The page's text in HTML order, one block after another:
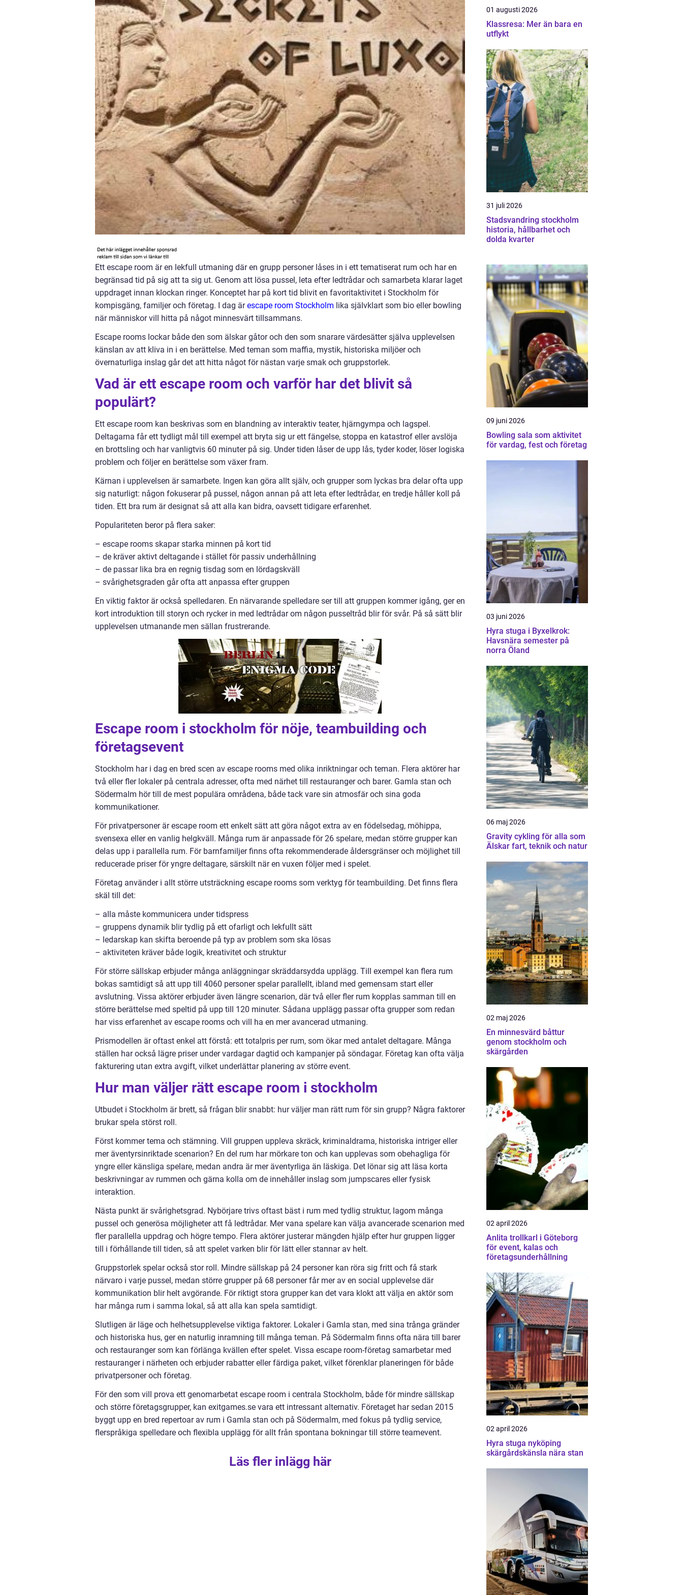
Ett escape room är en lekfull utmaning där en grupp personer låses in i ett tematiserat rum och har en
begränsad tid på sig att ta sig ut. Genom att lösa pussel, leta efter ledtrådar och samarbeta klarar laget
uppdraget innan klockan ringer. Konceptet har på kort tid blivit en favoritaktivitet i Stockholm för
kompisgäng, familjer och företag. I dag ärescape room Stockholm lika självklart som bio eller bowling
när människor vill hitta på något minnesvärt tillsammans.
Escape rooms lockar både den som älskar gåtor och den som snarare värdesätter själva upplevelsen
känslan av att kliva in i en berättelse. Med teman som maffia, mystik, historiska miljöer och
övernaturliga inslag går det att hitta något för nästan varje smak och gruppstorlek.
Vad är ett escape room och varför har det blivit så
populärt?
Ett escape room kan beskrivas som en blandning av interaktiv teater, hjärngympa och lagspel.
Deltagarna får ett tydligt mål till exempel att bryta sig ur ett fängelse, stoppa en katastrof eller avslöja
en brottsling och har vanligtvis 60 minuter på sig. Under tiden låser de upp lås, tyder koder, löser logiska
problem och följer en berättelse som växer fram.
Kärnan i upplevelsen är samarbete. Ingen kan göra allt själv, och grupper som lyckas bra delar ofta upp
sig naturligt: någon fokuserar på pussel, någon annan på att leta efter ledtrådar, en tredje håller koll på
tiden. Ett bra rum är designat så att alla kan bidra, oavsett tidigare erfarenhet.
Populariteten beror på flera saker:
– escape rooms skapar starka minnen på kort tid
– de kräver aktivt deltagande i stället för passiv underhållning
– de passar lika bra en regnig tisdag som en lördagskväll
– svårighetsgraden går ofta att anpassa efter gruppen
En viktig faktor är också spelledaren. En närvarande spelledare ser till att gruppen kommer igång, ger en
kort introduktion till storyn och rycker in med ledtrådar om någon pusseltråd blir för svår. På så sätt blir
upplevelsen utmanande men sällan frustrerande.
Escape room i stockholm för nöje, teambuilding och
företagsevent
Stockholm har i dag en bred scen av escape rooms med olika inriktningar och teman. Flera aktörer har
två eller fler lokaler på centrala adresser, ofta med närhet till restauranger och barer. Gamla stan och
Södermalm hör till de mest populära områdena, både tack vare sin atmosfär och sina goda
kommunikationer.
För privatpersoner är escape room ett enkelt sätt att göra något extra av en födelsedag, möhippa,
svensexa eller en vanlig helgkväll. Många rum är anpassade för 26 spelare, medan större grupper kan
delas upp i parallella rum. För barnfamiljer finns ofta rekommenderade åldersgränser och möjlighet till
reducerade priser för yngre deltagare, särskilt när en vuxen följer med i spelet.
Företag använder i allt större utsträckning escape rooms som verktyg för teambuilding. Det finns flera
skäl till det:
– alla måste kommunicera under tidspress
– gruppens dynamik blir tydlig på ett ofarligt och lekfullt sätt
– ledarskap kan skifta beroende på typ av problem som ska lösas
– aktiviteten kräver både logik, kreativitet och struktur
För större sällskap erbjuder många anläggningar skräddarsydda upplägg. Till exempel kan flera rum
bokas samtidigt så att upp till 4060 personer spelar parallellt, ibland med gemensam start eller
avslutning. Vissa aktörer erbjuder även längre scenarion, där två eller fler rum kopplas samman till en
större berättelse med speltid på upp till 120 minuter. Sådana upplägg passar ofta grupper som redan
har viss erfarenhet av escape rooms och vill ha en mer avancerad utmaning.
Prismodellen är oftast enkel att förstå: ett totalpris per rum, som ökar med antalet deltagare. Många
ställen har också lägre priser under vardagar dagtid och kampanjer på söndagar. Företag kan ofta välja
fakturering utan extra avgift, vilket underlättar planering av större event.
Hur man väljer rätt escape room i stockholm
Utbudet i Stockholm är brett, så frågan blir snabbt: hur väljer man rätt rum för sin grupp? Några faktorer
brukar spela störst roll.
Först kommer tema och stämning. Vill gruppen uppleva skräck, kriminaldrama, historiska intriger eller
mer äventyrsinriktade scenarion? En del rum har mörkare ton och kan upplevas som obehagliga för
yngre eller känsliga spelare, medan andra är mer äventyrliga än läskiga. Det lönar sig att läsa korta
beskrivningar av rummen och gärna kolla om de innehåller inslag som jumpscares eller fysisk
interaktion.
Nästa punkt är svårighetsgrad. Nybörjare trivs oftast bäst i rum med tydlig struktur, lagom många
pussel och generösa möjligheter att få ledtrådar. Mer vana spelare kan välja avancerade scenarion med
fler parallella uppdrag och högre tempo. Flera aktörer justerar mängden hjälp efter hur gruppen ligger
till i förhållande till tiden, så att spelet varken blir för lätt eller stannar av helt.
Gruppstorlek spelar också stor roll. Mindre sällskap på 24 personer kan röra sig fritt och få stark
närvaro i varje pussel, medan större grupper på 68 personer får mer av en social upplevelse där
kommunikation blir helt avgörande. För riktigt stora grupper kan det vara klokt att välja en aktör som
har många rum i samma lokal, så att alla kan spela samtidigt.
Slutligen är läge och helhetsupplevelse viktiga faktorer. Lokaler i Gamla stan, med sina trånga gränder
och historiska hus, ger en naturlig inramning till många teman. På Södermalm finns ofta nära till barer
och restauranger som kan förlänga kvällen efter spelet. Vissa escape room-företag samarbetar med
restauranger i närheten och erbjuder rabatter eller färdiga paket, vilket förenklar planeringen för både
privatpersoner och företag.
För den som vill prova ett genomarbetat escape room i centrala Stockholm, både för mindre sällskap
och större företagsgrupper, kan exitgames.se vara ett intressant alternativ. Företaget har sedan 2015
byggt upp en bred repertoar av rum i Gamla stan och på Södermalm, med fokus på tydlig service,
flerspråkiga spelledare och flexibla upplägg för allt från spontana bokningar till större teamevent.
Läs fler inlägg här
01 augusti 2026
Klassresa: Mer än bara en
utflykt
31 juli 2026
Stadsvandring stockholm
historia, hållbarhet och
dolda kvarter
09 juni 2026
Bowling sala som aktivitet
för vardag, fest och företag
03 juni 2026
Hyra stuga i Byxelkrok:
Havsnära semester på
norra Öland
06 maj 2026
Gravity cykling för alla som
Älskar fart, teknik och natur
02 maj 2026
En minnesvärd båttur
genom stockholm och
skärgården
02 april 2026
Anlita trollkarl i Göteborg
för event, kalas och
företagsunderhållning
02 april 2026
Hyra stuga nyköping
skärgårdskänsla nära stan